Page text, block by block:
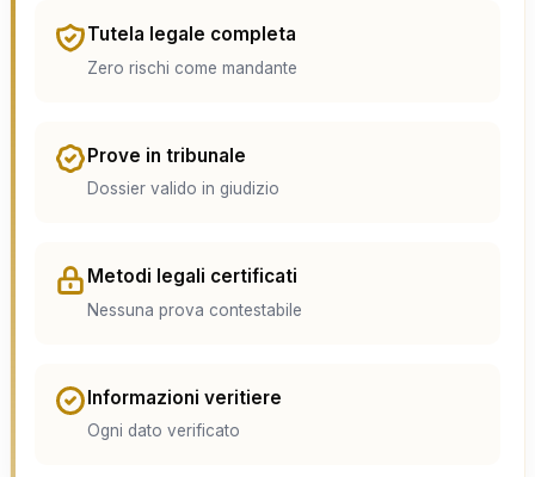
Tutela legale completa
Zero rischi come mandante
Prove in tribunale
Dossier valido in giudizio
Metodi legali certificati
Nessuna prova contestabile
Informazioni veritiere
Ogni dato verificato